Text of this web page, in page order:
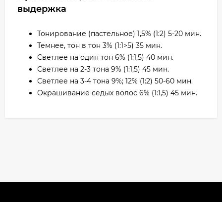
выдержка
Тонирование (пастельное) 1,5% (1:2) 5-20 мин.
Темнее, тон в тон 3% (1:1>5) 35 мин.
Светлее на один тон 6% (1:1,5) 40 мин.
Светлее на 2-3 тона 9% (1:1,5) 45 мин.
Светлее на 3-4 тона 9%; 12% (1:2) 50-60 мин.
Окрашивание седых волос 6% (1:1,5) 45 мин.